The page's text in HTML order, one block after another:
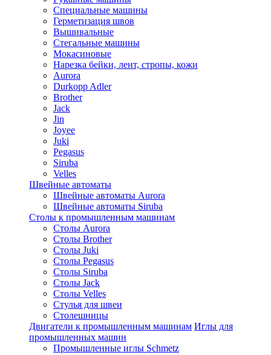
Специальные машины
Герметизация швов
Вышивальные
Стегальные машины
Мокасиновые
Нарезка бейки, лент, стропы, кожи
Aurora
Durkopp Adler
Brother
Jack
Jin
Joyee
Juki
Pegasus
Siruba
Velles
Швейные автоматы
Швейные автоматы Aurora
Швейные автоматы Siruba
Столы к промышленным машинам
Столы Aurora
Столы Brother
Столы Juki
Столы Pegasus
Столы Siruba
Столы Jack
Столы Velles
Стулья для швеи
Столешницы
Двигатели к промышленным машинам Иглы для
промышленных машин
Промышленные иглы Schmetz